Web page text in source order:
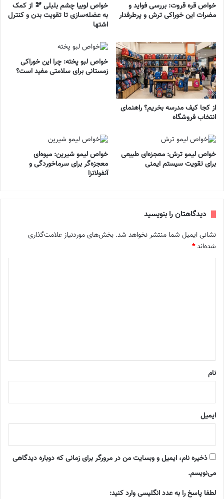
خواص قره قروت: بررسی فواید و
مضرات این خوراکی ترش و پرطرفدار
خواص لوبیا چشم بلبلی 🫘 از کمک
به عضله‌سازی تا تقویت بدن و کنترل
اشتها
از کجا کیف مدرسه بخریم؟ راهنمای
انتخاب فروشگاه
خواص لبو پخته: چرا این خوراکی
زمستانی برای سلامتی مفید است؟
خواص لیمو ترش: معجزه‌ای طبیعی
برای تقویت سیستم ایمنی
خواص لیمو شیرین: میوه‌ای
معجزه‌گر برای سرماخوردگی و
آنفولانزا
دیدگاهتان را بنویسید
نشانی ایمیل شما منتشر نخواهد شد. بخش‌های موردنیاز علامت‌گذاری
شده‌اند*
نام
ایمیل
ذخیره نام، ایمیل و وبسایت من در مرورگر برای زمانی که دوباره دیدگاهی
می‌نویسم.
لطفا پاسخ را به عدد انگلیسی وارد کنید: